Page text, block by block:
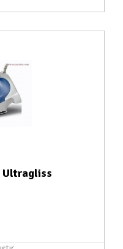
Ultragliss